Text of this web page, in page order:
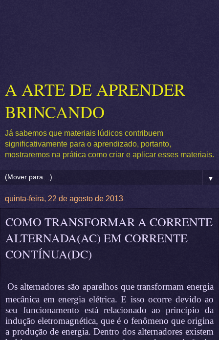
A ARTE DE APRENDER
BRINCANDO
Já sabemos que materiais lúdicos contribuem
significativamente para o aprendizado, portanto,
mostraremos na prática como criar e aplicar esses materiais.
▼
quinta-feira, 22 de agosto de 2013
COMO TRANSFORMAR A CORRENTE
ALTERNADA(AC) EM CORRENTE
CONTÍNUA(DC)
Os alternadores são aparelhos que transformam energia
mecânica em energia elétrica. E isso ocorre devido ao
seu funcionamento está relacionado ao princípio da
indução eletromagnética, que é o fenômeno que origina
a produção de energia. Dentro dos alternadores existem